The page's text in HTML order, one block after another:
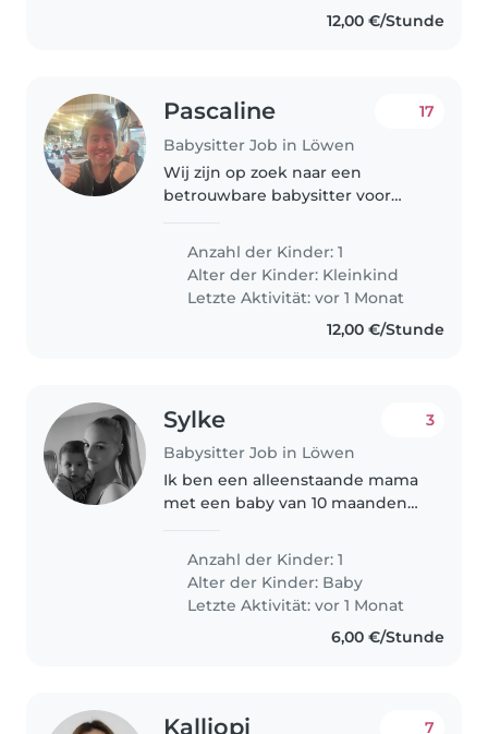
12,00 €/Stunde
Pascaline
Babysitter Job in Löwen
17
Wij zijn op zoek naar een
betrouwbare babysitter voor
kleuter is erg spraakzaam en
graag bezig. We zoeken iemand
die graag met kinderen..
Anzahl der Kinder: 1
Alter der Kinder: Kleinkind
Letzte Aktivität: vor 1 Monat
12,00 €/Stunde
Sylke
Babysitter Job in Löwen
3
Ik ben een alleenstaande mama
met een baby van 10 maanden
zelfstandig om zich bezig te
kunnen houden. In de nacht
word hij 1 keer wakker om een
Anzahl der Kinder: 1
Alter der Kinder: Baby
Letzte Aktivität: vor 1 Monat
6,00 €/Stunde
Kalliopi 7